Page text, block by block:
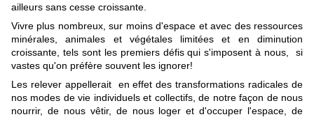
ailleurs sans cesse croissante.
Vivre plus nombreux, sur moins d'espace et avec des ressources
minérales, animales et végétales limitées et en diminution
croissante, tels sont les premiers défis qui s'imposent à nous, si
vastes qu'on préfère souvent les ignorer!
Les relever appellerait en effet des transformations radicales de
nos modes de vie individuels et collectifs, de notre façon de nous
nourrir, de nous vêtir, de nous loger et d'occuper l'espace, de